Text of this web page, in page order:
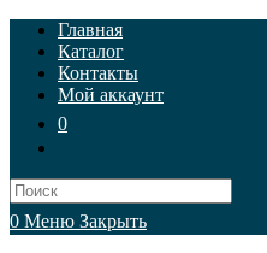
Перейти
содержимому
Главная
Каталог
Контакты
Мой аккаунт
0
Искать:
0 Меню Закрыть